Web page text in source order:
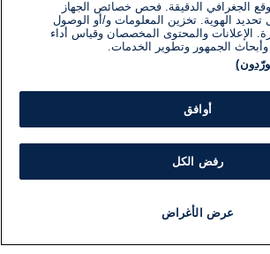
الجغرافي الدقيقة. فحص خصائص الجهاز
الهوية. تخزين المعلومات و/أو الوصول
الإعلانات والمحتوى المخصصان وقياس أداء
وأبحاث الجمهور وتطوير الخدمات.
أوافق
رفض الكل
عرض الأغراض